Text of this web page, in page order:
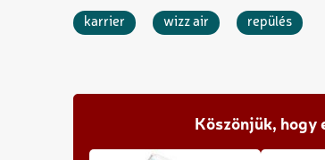
karrier wizz air repülés
Köszönjük,